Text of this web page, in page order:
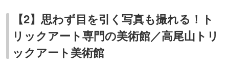
【2】思わず目を引く写真も撮れる！ト
リックアート専門の美術館／高尾山トリ
ックアート美術館